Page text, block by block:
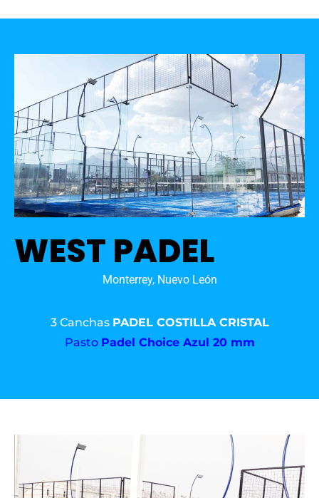
WEST PADEL
Monterrey, Nuevo León
3 Canchas PADEL COSTILLA CRISTAL
Pasto Padel Choice Azul 20 mm